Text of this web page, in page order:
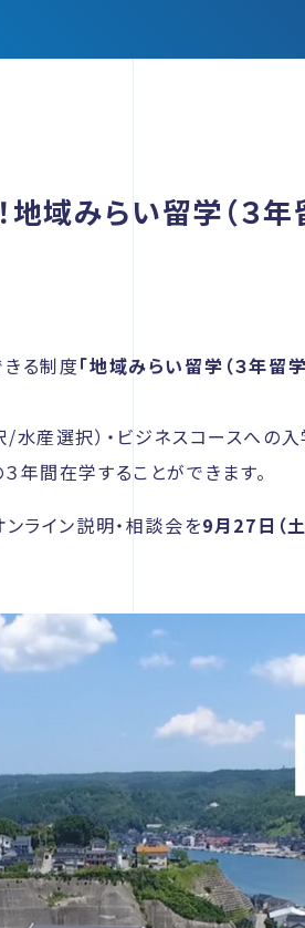
域みらい留学（３年
る制度「地域みらい留学（３年留学
産選択）・ビジネスコースへの
年間在学することができます。
ライン説明・相談会を9月27日（土